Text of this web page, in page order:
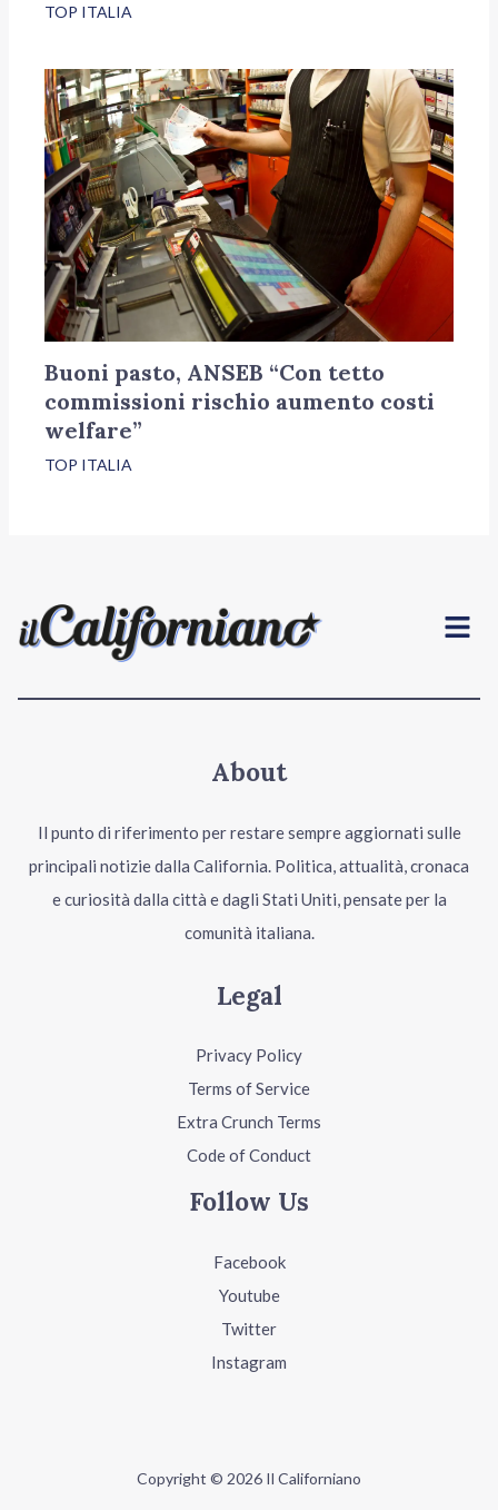
TOP ITALIA
Buoni pasto, ANSEB “Con tetto
commissioni rischio aumento costi
welfare”
TOP ITALIA
Menu
About
Il punto di riferimento per restare sempre aggiornati sulle
principali notizie dalla California. Politica, attualità, cronaca
e curiosità dalla città e dagli Stati Uniti, pensate per la
comunità italiana.
Legal
Privacy Policy
Terms of Service
Extra Crunch Terms
Code of Conduct
Follow Us
Facebook
Youtube
Twitter
Instagram
Copyright © 2026 Il Californiano